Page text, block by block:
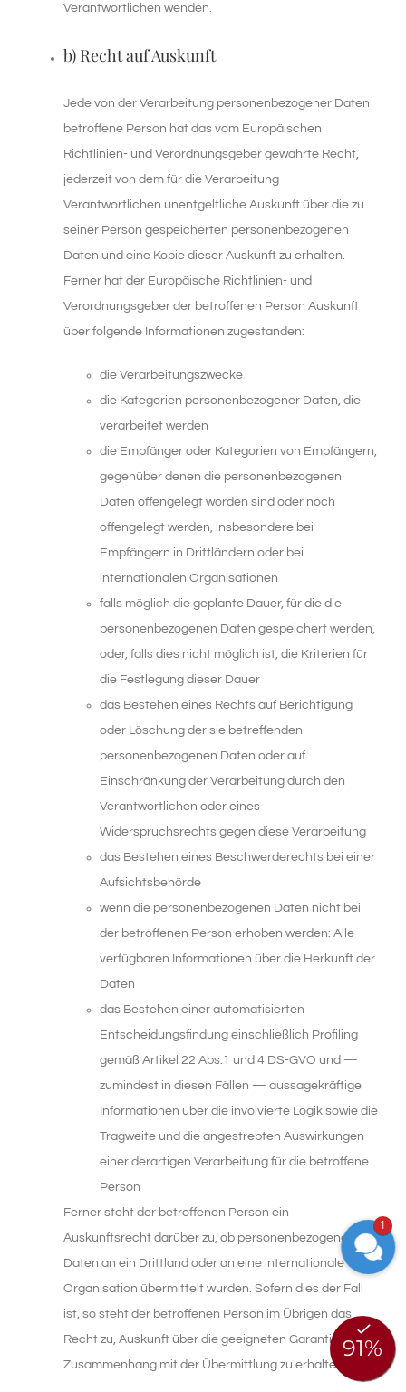
Verantwortlichen wenden.
b) Recht auf Auskunft
Jede von der Verarbeitung personenbezogener Daten
betroffene Person hat das vom Europäischen
Richtlinien- und Verordnungsgeber gewährte Recht,
jederzeit von dem für die Verarbeitung
Verantwortlichen unentgeltliche Auskunft über die zu
seiner Person gespeicherten personenbezogenen
Daten und eine Kopie dieser Auskunft zu erhalten.
Ferner hat der Europäische Richtlinien- und
Verordnungsgeber der betroffenen Person Auskunft
über folgende Informationen zugestanden:
die Verarbeitungszwecke
die Kategorien personenbezogener Daten, die
verarbeitet werden
die Empfänger oder Kategorien von Empfängern,
gegenüber denen die personenbezogenen
Daten offengelegt worden sind oder noch
offengelegt werden, insbesondere bei
Empfängern in Drittländern oder bei
internationalen Organisationen
falls möglich die geplante Dauer, für die die
personenbezogenen Daten gespeichert werden,
oder, falls dies nicht möglich ist, die Kriterien für
die Festlegung dieser Dauer
das Bestehen eines Rechts auf Berichtigung
oder Löschung der sie betreffenden
personenbezogenen Daten oder auf
Einschränkung der Verarbeitung durch den
Verantwortlichen oder eines
Widerspruchsrechts gegen diese Verarbeitung
das Bestehen eines Beschwerderechts bei einer
Aufsichtsbehörde
wenn die personenbezogenen Daten nicht bei
der betroffenen Person erhoben werden: Alle
verfügbaren Informationen über die Herkunft der
Daten
das Bestehen einer automatisierten
Entscheidungsfindung einschließlich Profiling
gemäß Artikel 22 Abs.1 und 4 DS-GVO und —
zumindest in diesen Fällen — aussagekräftige
Informationen über die involvierte Logik sowie die
Tragweite und die angestrebten Auswirkungen
einer derartigen Verarbeitung für die betroffene
Person
Ferner steht der betroffenen Person ein
Auskunftsrecht darüber zu, ob personenbezogene
Daten an ein Drittland oder an eine internationale
Organisation übermittelt wurden. Sofern dies der Fall
ist, so steht der betroffenen Person im Übrigen das
Recht zu, Auskunft über die geeigneten Garantien im
Zusammenhang mit der Übermittlung zu erhalten.
1